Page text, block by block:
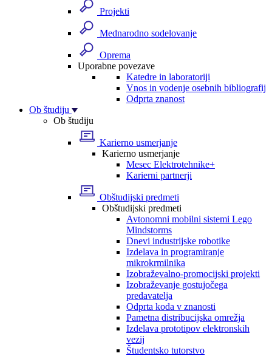
Projekti
Mednarodno sodelovanje
Oprema
Uporabne povezave
Katedre in laboratoriji
Vnos in vodenje osebnih bibliografij
Odprta znanost
Ob študiju
Ob študiju
Karierno usmerjanje
Karierno usmerjanje
Mesec Elektrotehnike+
Karierni partnerji
Obštudijski predmeti
Obštudijski predmeti
Avtonomni mobilni sistemi Lego
Mindstorms
Dnevi industrijske robotike
Izdelava in programiranje
mikrokrmilnika
Izobraževalno-promocijski projekti
Izobraževanje gostujočega
predavatelja
Odprta koda v znanosti
Pametna distribucijska omrežja
Izdelava prototipov elektronskih
vezij
Študentsko tutorstvo